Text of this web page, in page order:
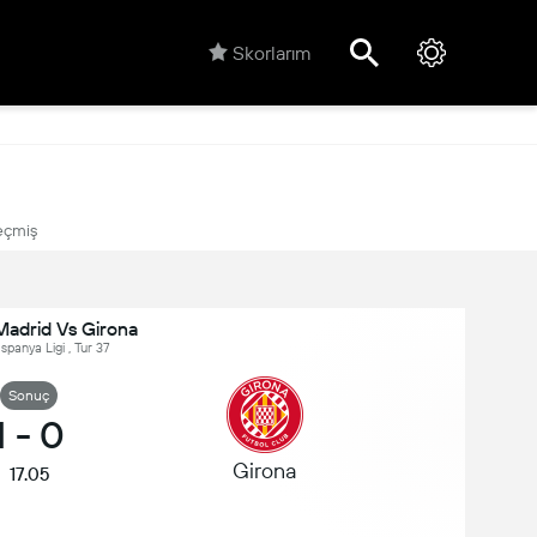
Skorlarım
Vs Girona
Ligi , Tur 37
Sonuç
- 0
17.05 Girona